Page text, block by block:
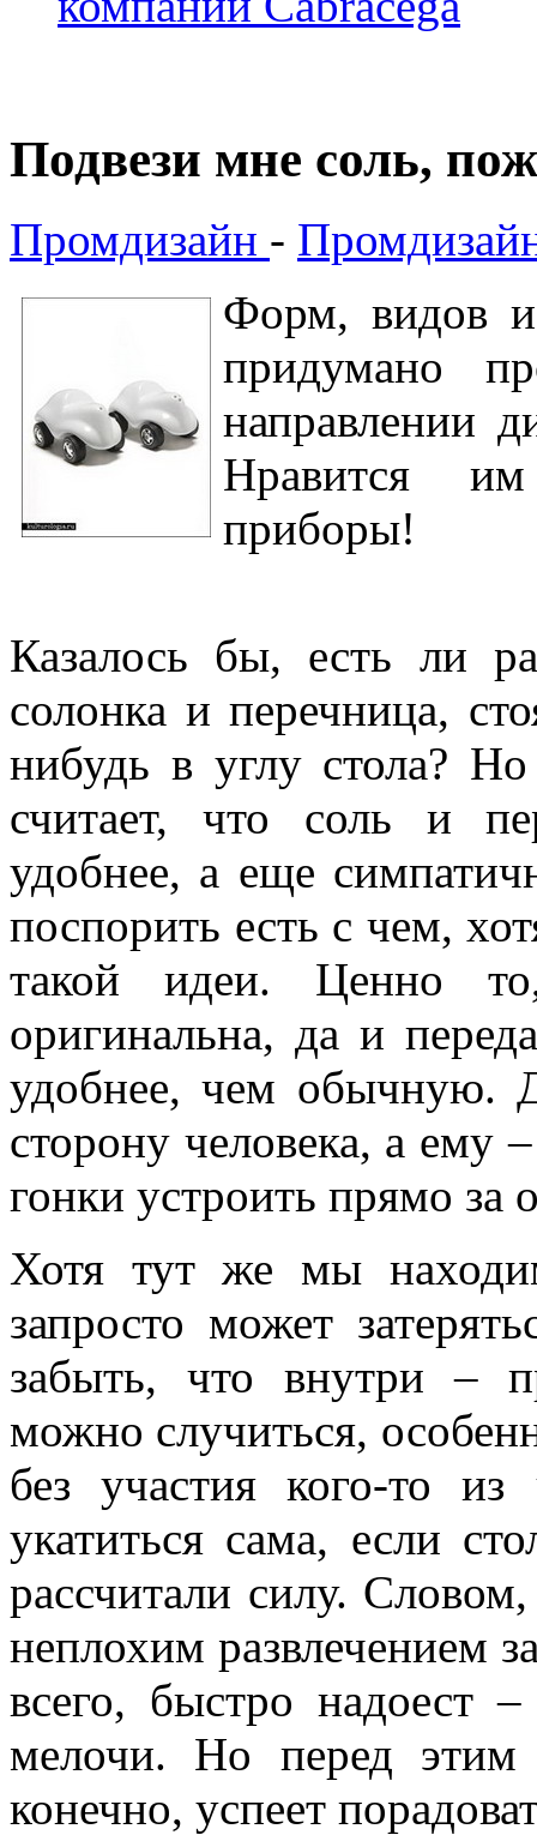
Подвези мне соль,
Промдизайн -
Форм, видов и
придумано
направлении
Нравится
приборы!
Казалось бы, есть ли
солонка и перечница,
нибудь в углу стола?
считает, что соль и
удобнее, а еще
поспорить есть с чем,
такой идеи. Ценно
оригинальна, да и
удобнее, чем обычную.
сторону человека, а
гонки устроить прямо за
Хотя тут же мы
запросто может
забыть, что внутри –
можно случиться,
без участия кого-то
укатиться сама, если
рассчитали силу.
неплохим развлечением
всего, быстро надоест
мелочи. Но перед этим
конечно, успеет